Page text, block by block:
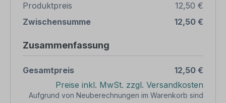
Produktpreis
12,50 €
Zwischensumme
12,50 €
Zusammenfassung
Gesamtpreis
12,50 €
Preise inkl. MwSt. zzgl. Versandkosten
Aufgrund von Neuberechnungen im Warenkorb sind